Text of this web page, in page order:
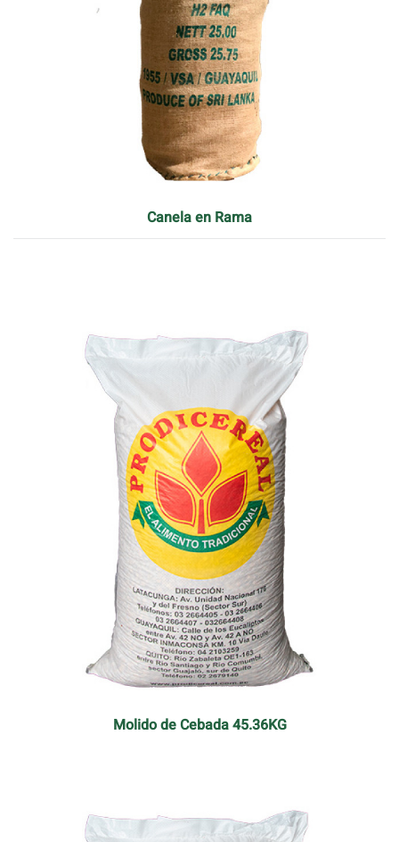
Canela en Rama
Molido de Cebada 45.36KG